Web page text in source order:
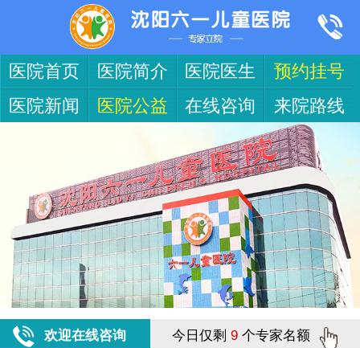
医院首页 医院简介 医院医生
预约挂号
医院新闻
医院公益 在线咨询 来院路线
欢迎在线咨询 今日仅剩 9 个专家名额